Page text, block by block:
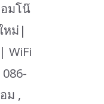
มโน๊
หม่|
WiFi
ม ,